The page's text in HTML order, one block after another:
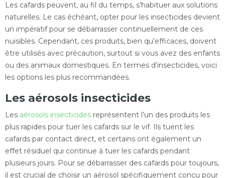
Les cafards peuvent, au fil du temps, s’habituer aux solutions
naturelles. Le cas échéant, opter pour les insecticides devient
un impératif pour se débarrasser continuellement de ces
nuisibles. Cependant, ces produits, bien qu’efficaces, doivent
être utilisés avec précaution, surtout si vous avez des enfants
ou des animaux domestiques. En termes d’insecticides, voici
les options les plus recommandées.
Les aérosols insecticides
Les aérosols insecticides représentent l’un des produits les
plus rapides pour tuer les cafards sur le vif. Ils tuent les
cafards par contact direct, et certains ont également un
effet résiduel qui continue à tuer les cafards pendant
plusieurs jours. Pour se débarrasser des cafards pour toujours,
il est crucial de choisir un aérosol spécifiquement conçu pour